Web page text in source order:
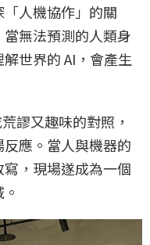
人機協作」的關
無法預測的人類身
世界的 AI，會產生
謬又趣味的對照，
應。當人與機器的
，現場遂成為一個